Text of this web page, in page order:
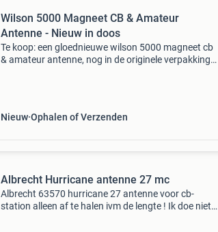
Wilson 5000 Magneet CB & Amateur
Antenne - Nieuw in doos
Te koop: een gloednieuwe wilson 5000 magneet cb
& amateur antenne, nog in de originele verpakking.
Nieuw Ophalen of Verzenden
Albrecht Hurricane antenne 27 mc
Albrecht 63570 hurricane 27 antenne voor cb-
station alleen af te halen ivm de lengte ! Ik doe niet